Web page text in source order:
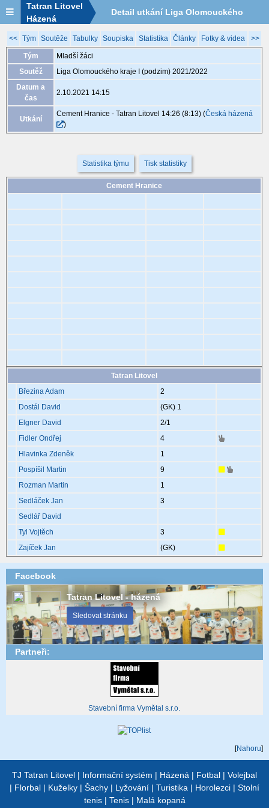
Tatran Litovel
Házená
Detail utkání Liga Olomouckého
kraje I (podzim) 2021/2022, MLA012,
<< Tým Soutěže Tabulky Soupiska Statistika Články Fotky & videa >>
Tým
Mladší žáci
Soutěž
Liga Olomouckého kraje I (podzim) 2021/2022
Datum a
čas
2.10.2021 14:15
Utkání
Cement Hranice - Tatran Litovel 14:26 (8:13)(Česká házená
)
Statistika týmu Tisk statistiky
Cement Hranice
Tatran Litovel
Březina Adam
2
Dostál David
(GK) 1
Elgner David
2/1
Fidler Ondřej
4
Hlavinka Zdeněk
1
Pospíšil Martin
9
Rozman Martin
1
Sedláček Jan
3
Sedlář David
Tyl Vojtěch
3
Zajíček Jan
(GK)
Facebook
Tatran Litovel - házená
Sledovat stránku
Partneři:
Stavební firma Vymětal s.r.o.
[Nahoru]
TJ Tatran Litovel | Informační systém | Házená | Fotbal | Volejbal
| Florbal | Kuželky | Šachy | Lyžování | Turistika | Horolezci | Stolní
tenis| Tenis| Malá kopaná